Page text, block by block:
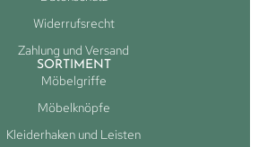
Widerrufsrecht
Zahlung und Versand
SORTIMENT
Möbelgriffe
Möbelknöpfe
Kleiderhaken und Leisten